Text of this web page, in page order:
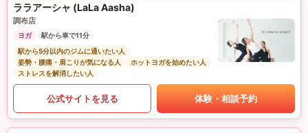
ララアーシャ (LaLa Aasha)
調布店
ヨガ
駅から車で11分
駅から5分以内のジムに通いたい人
姿勢・腰痛・肩こりが気になる人
ホットヨガを始めたい人
ストレスを解消したい人
公式サイトを見る 体験・相談予約